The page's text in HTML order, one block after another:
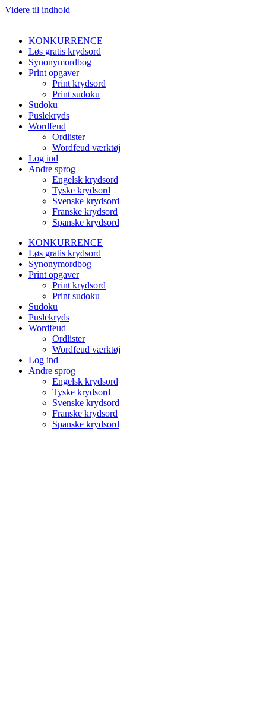
Videre til indhold
KONKURRENCE
Løs gratis krydsord
Synonymordbog
Print opgaver
Print krydsord
Print sudoku
Sudoku
Puslekryds
Wordfeud
Ordlister
Wordfeud værktøj
Log ind
Andre sprog
Engelsk krydsord
Tyske krydsord
Svenske krydsord
Franske krydsord
Spanske krydsord
KONKURRENCE
Løs gratis krydsord
Synonymordbog
Print opgaver
Print krydsord
Print sudoku
Sudoku
Puslekryds
Wordfeud
Ordlister
Wordfeud værktøj
Log ind
Andre sprog
Engelsk krydsord
Tyske krydsord
Svenske krydsord
Franske krydsord
Spanske krydsord